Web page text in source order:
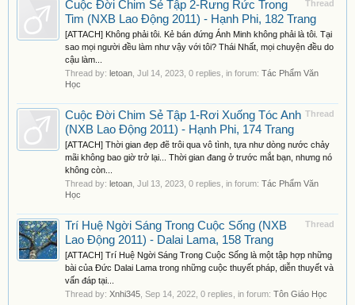
Thread
Cuộc Đời Chim Sẻ Tập 2-Rưng Rức Trong
Tim (NXB Lao Động 2011) - Hạnh Phi, 182 Trang
[ATTACH] Không phải tôi. Kẻ bán đứng Ánh Minh không phải là tôi. Tại
sao mọi người đều làm như vậy với tôi? Thái Nhất, mọi chuyện đều do
cậu làm...
Thread by: letoan Jul 14, 2023 , 0 replies, in forum: Tác Phẩm Văn
Học
Thread
Cuộc Đời Chim Sẻ Tập 1-Rơi Xuống Tóc Anh
(NXB Lao Động 2011) - Hạnh Phi, 174 Trang
[ATTACH] Thời gian đẹp đẽ trôi qua vô tình, tựa như dòng nước chảy
mãi không bao giờ trở lại... Thời gian đang ở trước mắt bạn, nhưng nó
không còn...
Thread by: letoan Jul 13, 2023 , 0 replies, in forum: Tác Phẩm Văn
Học
Thread
Trí Huệ Ngời Sáng Trong Cuộc Sống (NXB
Lao Động 2011) - Dalai Lama, 158 Trang
[ATTACH] Trí Huệ Ngời Sáng Trong Cuộc Sống là một tập hợp những
bài của Đức Dalai Lama trong những cuộc thuyết pháp, diễn thuyết và
vấn đáp tại...
Thread by: Xnhi345 Sep 14, 2022 , 0 replies, in forum: Tôn Giáo Học